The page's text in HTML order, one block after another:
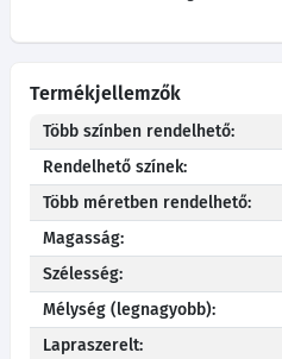
Termékjellemzők
Több színben rendelhető:
Rendelhető színek:
Több méretben rendelhető:
Magasság:
Szélesség:
Mélység (legnagyobb):
Lapraszerelt: